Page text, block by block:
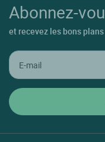
Abonnez-
et recevez les bons